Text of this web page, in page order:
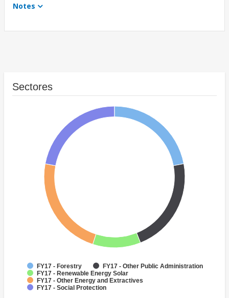
Notes
Sectores
FY17 - Forestry
FY17 - Other Public Administration
FY17 - Renewable Energy Solar
FY17 - Other Energy and Extractives
FY17 - Social Protection